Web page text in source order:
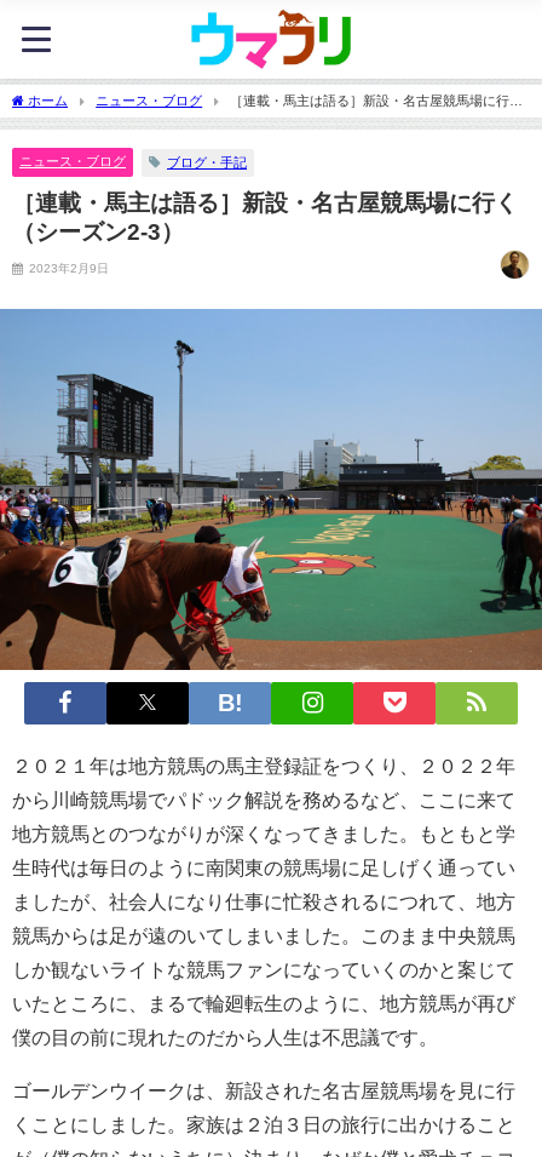
ホーム ニュース・ブログ
［連載・馬主は語る］新設・名古屋競馬場に行く
（シーズン2-3）
ニュース・ブログ ブログ・手記
［連載・馬主は語る］新設・名古屋競馬場に行く
（シーズン2-3）
2023年2月9日
２０２１年は地方競馬の馬主登録証をつくり、２０２２年
から川崎競馬場でパドック解説を務めるなど、ここに来て
地方競馬とのつながりが深くなってきました。もともと学
生時代は毎日のように南関東の競馬場に足しげく通ってい
ましたが、社会人になり仕事に忙殺されるにつれて、地方
競馬からは足が遠のいてしまいました。このまま中央競馬
しか観ないライトな競馬ファンになっていくのかと案じて
いたところに、まるで輪廻転生のように、地方競馬が再び
僕の目の前に現れたのだから人生は不思議です。
ゴールデンウイークは、新設された名古屋競馬場を見に行
くことにしました。家族は２泊３日の旅行に出かけること